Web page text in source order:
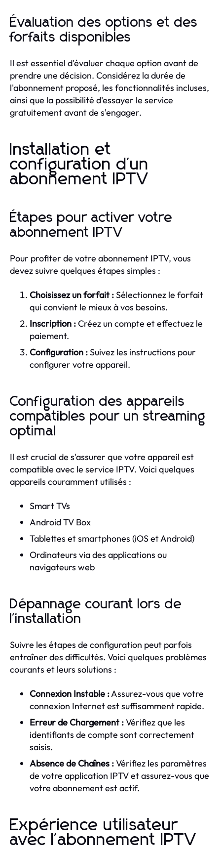
Évaluation des options et des
forfaits disponibles
Il est essentiel d'évaluer chaque option avant de
prendre une décision. Considérez la durée de
l'abonnement proposé, les fonctionnalités incluses,
ainsi que la possibilité d'essayer le service
gratuitement avant de s'engager.
Installation et
configuration d'un
abonnement IPTV
Étapes pour activer votre
abonnement IPTV
Pour profiter de votre abonnement IPTV, vous
devez suivre quelques étapes simples :
Choisissez un forfait :Sélectionnez le forfait
qui convient le mieux à vos besoins.
Inscription :Créez un compte et effectuez le
paiement.
Configuration :Suivez les instructions pour
configurer votre appareil.
Configuration des appareils
compatibles pour un streaming
optimal
Il est crucial de s'assurer que votre appareil est
compatible avec le service IPTV. Voici quelques
appareils couramment utilisés :
Smart TVs
Android TV Box
Tablettes et smartphones (iOS et Android)
Ordinateurs via des applications ou
navigateurs web
Dépannage courant lors de
l'installation
Suivre les étapes de configuration peut parfois
entraîner des difficultés. Voici quelques problèmes
courants et leurs solutions :
Connexion Instable :Assurez-vous que votre
connexion Internet est suffisamment rapide.
Erreur de Chargement :Vérifiez que les
identifiants de compte sont correctement
saisis.
Absence de Chaînes :Vérifiez les paramètres
de votre application IPTV et assurez-vous que
votre abonnement est actif.
Expérience utilisateur
avec l'abonnement IPTV